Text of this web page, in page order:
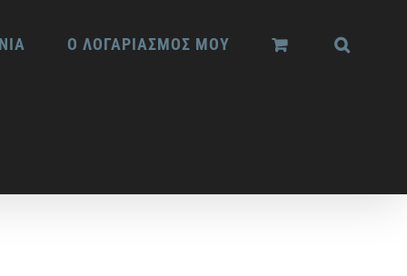
Ο ΛΟΓΑΡΙΑΣΜΟΣ ΜΟΥ